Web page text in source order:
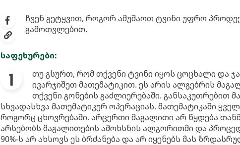
ჩვენ გეტყვით, როგორ ამუშაოთ ტვინი უფრო
გამოთვლებით.
საფეხურები:
თუ გსურთ, რომ თქვენი ტვინი იყოს ცოცხალი და
ივარჯიშეთ მათემატიკით. ეს არის ალგებრის
თქვენი გონების გაძლიერებაში. განსაკუთრებით
სხვადასხვა მათემატიკურ ოპერაციას. მათემატიკაში
როგორც ცხოვრებაში. არცერთი მაგალითი არ წყდება
არსებობს მაგალითების ამოხსნის ალგორითმი და
90%-ს არ ახსოვს ეს ბრძანება და არ იყენებს მას